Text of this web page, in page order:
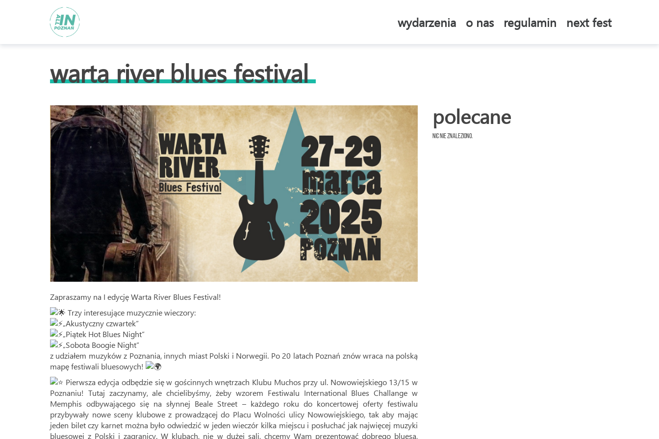
wydarzenia o nas regulamin next fest
warta river blues festival
Zapraszamy na I edycję Warta River Blues Festival!
Trzy interesujące muzycznie wieczory:
„Akustyczny czwartek”
„Piątek Hot Blues Night”
„Sobota Boogie Night”
z udziałem muzyków z Poznania, innych miast Polski i Norwegii. Po 20 latach Poznań znów wraca na polską
mapę festiwali bluesowych!
Pierwsza edycja odbędzie się w gościnnych wnętrzach Klubu Muchos przy ul. Nowowiejskiego 13/15 w
Poznaniu! Tutaj zaczynamy, ale chcielibyśmy, żeby wzorem Festiwalu International Blues Challange w
Memphis odbywającego się na słynnej Beale Street – każdego roku do koncertowej oferty festiwalu
przybywały nowe sceny klubowe z prowadzącej do Placu Wolności ulicy Nowowiejskiego, tak aby mając
jeden bilet czy karnet można było odwiedzić w jeden wieczór kilka miejscu i posłuchać jak najwięcej muzyki
bluesowej z Polski i zagranicy. W klubach, nie w dużej sali, chcemy Wam prezentować dobrego bluesa,
polecane
Nic nie znaleziono.